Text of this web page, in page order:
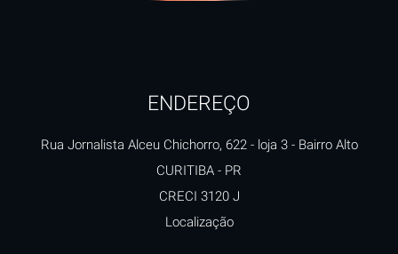
ENDEREÇO
Rua Jornalista Alceu Chichorro, 622 - loja 3- Bairro Alto
CURITIBA - PR
CRECI 3120 J
Localização